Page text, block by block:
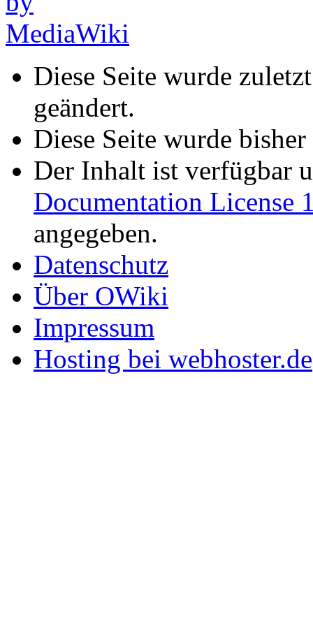
Diese Seite wurde
geändert.
Diese Seite wurde
Der Inhalt ist verfügbar
Documentation License
angegeben.
Datenschutz
Über OWiki
Impressum
Hosting bei webhoster.de